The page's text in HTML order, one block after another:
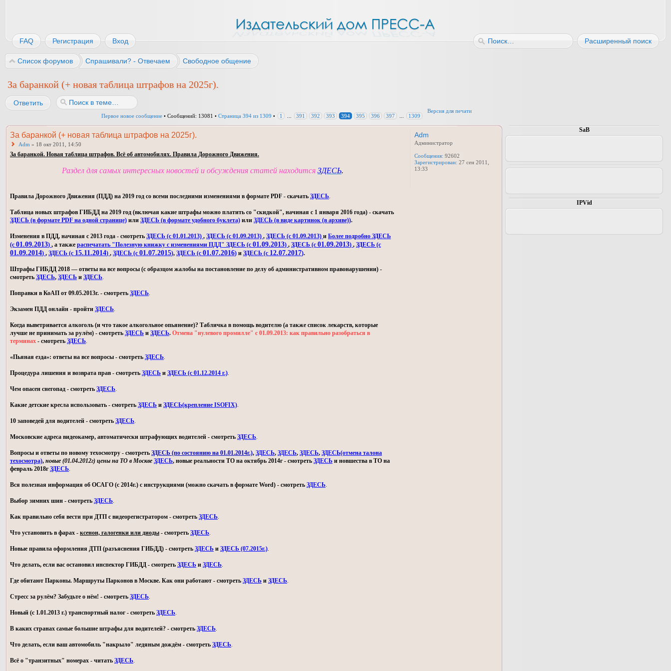
Расширенный поиск
FAQ Регистрация Вход
Версия для печати
Список форумов Спрашивали? - Отвечаем Свободное общение
За баранкой (+ новая таблица штрафов на 2025г).
Ответить
Первое новое сообщение • Сообщений: 13081 • Страница 394 из 1309 • 1 391 392 393 394 395 396 397 1309
За баранкой (+ новая таблица штрафов на 2025г).
Adm » 18 окт 2011, 14:50
За баранкой. Новая таблица штрафов. Всё об автомобилях. Правила Дорожного Движения.
Раздел для самых интересных новостей и обсуждения статей находится ЗДЕСЬ.
Правила Дорожного Движения (ПДД) на 2019 год со всеми последними изменениями в формате PDF - скачать ЗДЕСЬ.
Таблица новых штрафов ГИБДД на 2019 год (включая какие штрафы можно платить со "скидкой", начиная с 1 января 2016 года) - скачать
ЗДЕСЬ (в формате PDF на одной странице) или ЗДЕСЬ (в формате удобного буклета) или ЗДЕСЬ (в виде картинок (в архиве)).
Изменения в ПДД, начиная с 2013 года - смотреть ЗДЕСЬ (с 01.01.2013) , ЗДЕСЬ (с 01.09.2013) , ЗДЕСЬ (с 01.09.2013) и Более подробно ЗДЕСЬ
(с 01.09.2013) , а также распечатать "Полезную книжку с изменениями ПДД" ЗДЕСЬ (с 01.09.2013) , ЗДЕСЬ (с 01.09.2013) , ЗДЕСЬ (с
01.09.2014) , ЗДЕСЬ (с 15.11.2014) , ЗДЕСЬ (с 01.07.2015), ЗДЕСЬ (с 01.07.2016) и ЗДЕСЬ (с 12.07.2017).
Штрафы ГИБДД 2018 — ответы на все вопросы (с образцом жалобы на постановление по делу об административном правонарушении) -
смотреть ЗДЕСЬ, ЗДЕСЬ и ЗДЕСЬ.
Поправки в КоАП от 09.05.2013г. - смотреть ЗДЕСЬ.
Экзамен ПДД онлайн - пройти ЗДЕСЬ.
Когда выветривается алкоголь (и что такое алкогольное опьянение)? Табличка в помощь водителю (а также список лекарств, которые
лучше не принимать за рулём) - смотреть ЗДЕСЬ и ЗДЕСЬ. Отмена "нулевого промилле" с 01.09.2013: как правильно разобраться в
терминах - смотреть ЗДЕСЬ.
«Пьяная езда»: ответы на все вопросы - смотреть ЗДЕСЬ.
Процедура лишения и возврата прав - смотреть ЗДЕСЬ и ЗДЕСЬ (с 01.12.2014 г.).
Чем опасен снегопад - смотреть ЗДЕСЬ.
Какие детские кресла использовать - смотреть ЗДЕСЬ и ЗДЕСЬ(крепление ISOFIX).
10 заповедей для водителей - смотреть ЗДЕСЬ.
Московские адреса видеокамер, автоматически штрафующих водителей - смотреть ЗДЕСЬ.
Вопросы и ответы по новому техосмотру - смотреть ЗДЕСЬ (по состоянию на 01.01.2014г.), ЗДЕСЬ, ЗДЕСЬ, ЗДЕСЬ, ЗДЕСЬ(отмена талона
техосмотра), новые (01.04.2012г) цены на ТО в Москве ЗДЕСЬ, новые реальности ТО на октябрь 2014г - смотреть ЗДЕСЬ и новшества в ТО на
февраль 2018гЗДЕСЬ.
Вся полезная информация об ОСАГО (с 2014г.) с инструкциями (можно скачать в формате Word) - смотреть ЗДЕСЬ.
Выбор зимних шин - смотреть ЗДЕСЬ.
Как правильно себя вести при ДТП с видеорегистратором - смотреть ЗДЕСЬ.
Что установить в фарах - ксенон, галогенки или диоды - смотреть ЗДЕСЬ.
Новые правила оформления ДТП (разъяснения ГИБДД) - смотреть ЗДЕСЬ и ЗДЕСЬ (07.2015г.).
Что делать, если вас остановил инспектор ГИБДД - смотреть ЗДЕСЬ и ЗДЕСЬ.
Где обитают Парконы. Маршруты Парконов в Москве. Как они работают - смотреть ЗДЕСЬ и ЗДЕСЬ.
Стресс за рулём? Забудьте о нём! - смотреть ЗДЕСЬ.
Новый (с 1.01.2013 г.) транспортный налог - смотреть ЗДЕСЬ.
В каких странах самые большие штрафы для водителей? - смотреть ЗДЕСЬ.
Что делать, если ваш автомобиль "накрыло" ледяным дождём - смотреть ЗДЕСЬ.
Всё о "транзитных" номерах - читать ЗДЕСЬ.
Adm
Администратор
Сообщения: 92602
Зарегистрирован: 27 сен 2011,
13:33
SaB
IPVid